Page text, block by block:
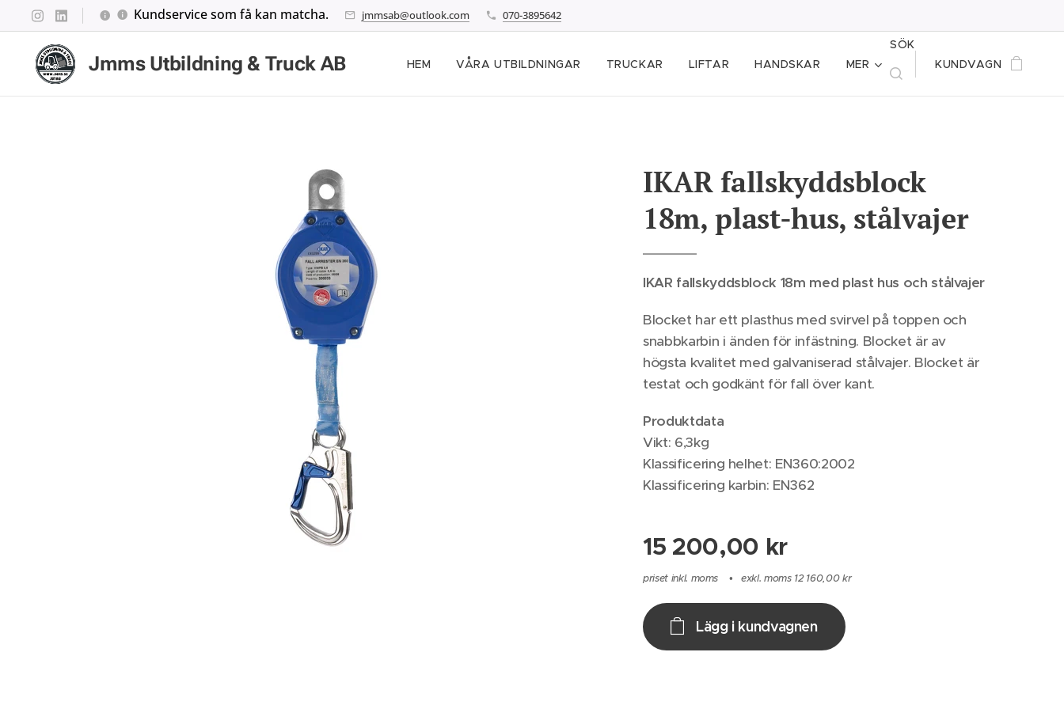
Kundservice som få kan matcha. jmmsab@outlook.com 070-3895642
Jmms Utbildning & Truck AB HEM VÅRA UTBILDNINGAR TRUCKAR LIFTAR HANDSKAR MER
SÖK
KUNDVAGN
IKAR fallskyddsblock
18m, plast-hus, stålvajer
IKAR fallskyddsblock 18m med plast hus och stålvajer
Blocket har ett plasthus med svirvel på toppen och
snabbkarbin i änden för infästning. Blocket är av
högsta kvalitet med galvaniserad stålvajer. Blocket är
testat och godkänt för fall över kant.
Produktdata
Vikt: 6,3kg
Klassificering helhet: EN360:2002
Klassificering karbin: EN362
15 200,00 kr
priset inkl. moms exkl. moms 12 160,00 kr
Lägg i kundvagnen